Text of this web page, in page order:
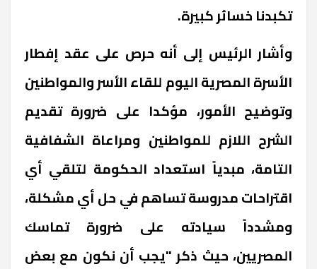
تكبدنا خسائر كبيرة.
وأشار الرئيس إلى أنه حرص على عقد إفطار
الأسرة المصرية اليوم للقاء الأسر والمواطنين
وتوضيح الأمور، مؤكدا على ضرورة تقديم
الشرح اللازم للمواطنين ومراعاة الشفافية
التامة، مبدياً استعداد الحكومة لتلقي أي
اقتراحات مدروسة تساهم في حل أي مشكلة،
ومشدداً سيادته على ضرورة تماسك
المصريين، حيث ذكر "يجب أن نكون مع بعض